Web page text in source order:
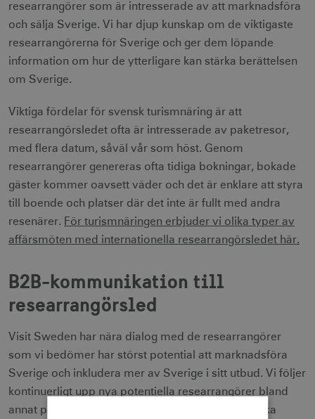
researrangörer som är intresserade av att marknadsföra
och sälja Sverige. Vi har djup kunskap om de viktigaste
researrangörerna för Sverige och ger dem löpande
information om hur de ytterligare kan stärka berättelsen
om Sverige.
Viktiga fördelar för svensk turismnäring är att
researrangörsledet ofta är intresserade av paketresor,
med flera datum, såväl vår som höst. Genom
researrangörer genereras ofta tidiga bokningar, bokade
gäster kommer oavsett väder och det är enklare att styra
till boende och platser där det inte är fullt med andra
resenärer. För turismnäringen erbjuder vi olika typer av
affärsmöten med internationella researrangörsledet här.
B2B-kommunikation till
researrangörsled
Visit Sweden har nära dialog med de researrangörer
som vi bedömer har störst potential att marknadsföra
Sverige och inkludera mer av Sverige i sitt utbud. Vi följer
kontinuerligt upp nya potentiella researrangörer bland
annat på nya internationella mötesplatser eller olika